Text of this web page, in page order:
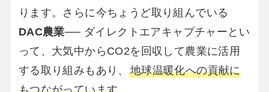
ります。さらに今ちょうど取り組んでいる
DAC農業── ダイレクトエアキャプチャーとい
って、大気中からCO2を回収して農業に活用
する取り組みもあり、 地球温暖化への貢献に
もつながっています。